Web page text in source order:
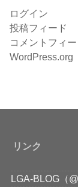
ログイン
投稿フィード
コメントフィー
WordPress.org
リンク
LGA-BLOG（